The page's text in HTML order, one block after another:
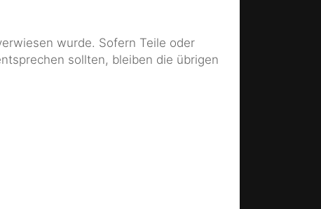
wurde. Sofern Teile oder
sollten, bleiben die übrigen